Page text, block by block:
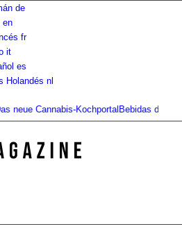
de
en
fr
it
es
Holandés nl
Cannabis-KochportalBebidas de